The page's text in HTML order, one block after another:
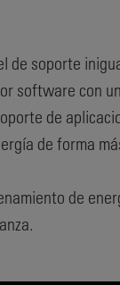
soporte
software con
de
de forma
de